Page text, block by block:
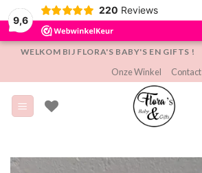
9,6
220 Reviews
inhoud
WELKOM BIJ FLORA'S BABY'S EN GIFTS !
Onze Winkel
Contact